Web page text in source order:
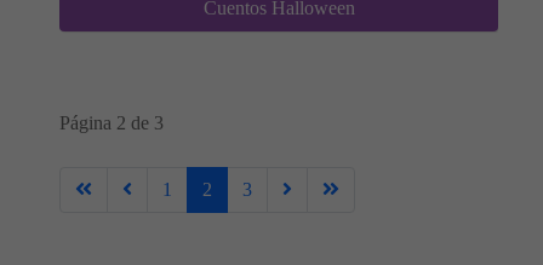
Cuentos Halloween
Página 2 de 3
1 2 3